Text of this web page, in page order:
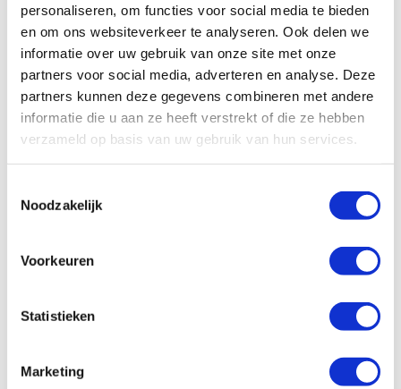
personaliseren, om functies voor social media te bieden
en om ons websiteverkeer te analyseren. Ook delen we
informatie over uw gebruik van onze site met onze
partners voor social media, adverteren en analyse. Deze
partners kunnen deze gegevens combineren met andere
informatie die u aan ze heeft verstrekt of die ze hebben
verzameld op basis van uw gebruik van hun services.
Noodzakelijk
Voorkeuren
Statistieken
Marketing
boven de bestuurderscabine of tweepersoonshefbed (elektrisch).
Bovendien kan de zithoek gemakkelijk worden omgebouwd tot een
extra bed.